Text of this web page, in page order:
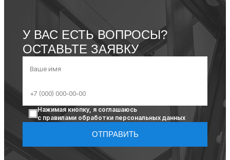
У ВАС ЕСТЬ ВОПРОСЫ?
ОСТАВЬТЕ ЗАЯВКУ
Нажимая кнопку, я соглашаюсь
с правилами обработки персональных данных
ОТПРАВИТЬ